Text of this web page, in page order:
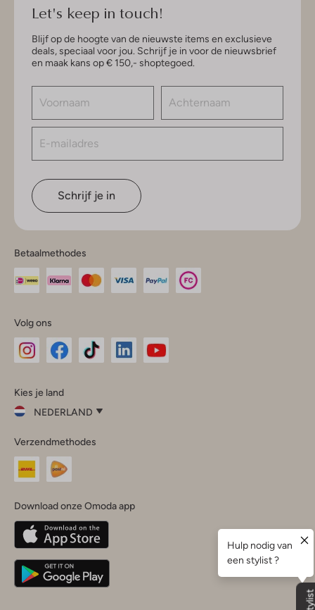
Let's keep in touch!
Blijf op de hoogte van de nieuwste items en exclusieve
deals, speciaal voor jou. Schrijf je in voor de nieuwsbrief
en maak kans op € 150,- shoptegoed.
Schrijf je in
Betaalmethodes
Volg ons
InstagramFacebook
Kies je land
NEDERLAND
je
land
Nederland
Belgique(Français)
Deutschland
Verzendmethodes
Download onze Omoda app